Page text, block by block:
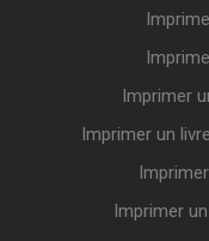
Imprimer
Imprimer un
Imprimer